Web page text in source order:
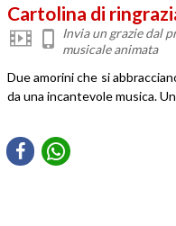
Cartolina di
Invia un grazie dal
musicale animata
Due amorini che si
da una incantevole musica.